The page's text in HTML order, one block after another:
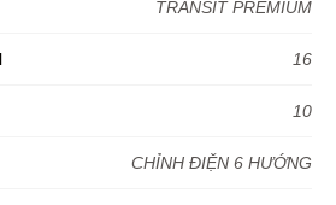
TRANSIT PREMIUM
16
10
CHỈNH ĐIỆN 6 HƯỚNG